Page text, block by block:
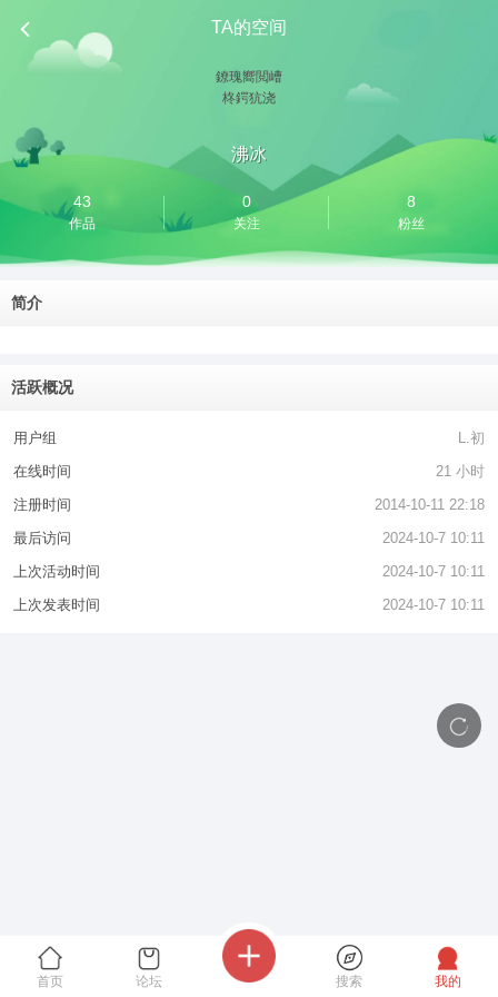
TA的空间
鐐瑰嚮閲嶆
柊鍔犺浇
沸冰
43
作品
0
关注
8
粉丝
简介
活跃概况
用户组
L.初
在线时间
21 小时
注册时间
2014-10-11 22:18
最后访问
2024-10-7 10:11
上次活动时间
2024-10-7 10:11
上次发表时间
2024-10-7 10:11
首页 论坛 搜索 我的